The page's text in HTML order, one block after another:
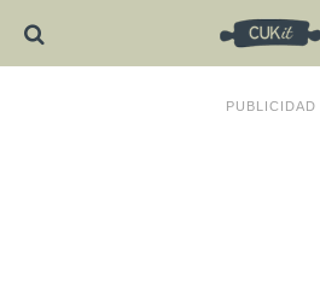
PUBLICIDAD